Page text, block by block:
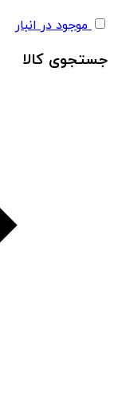
موجود در انبار
جستجوی کالا